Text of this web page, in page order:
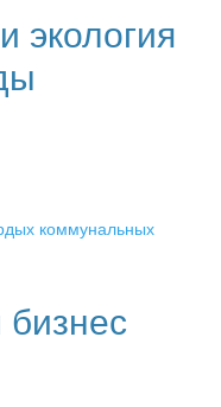
экология
коммунальных